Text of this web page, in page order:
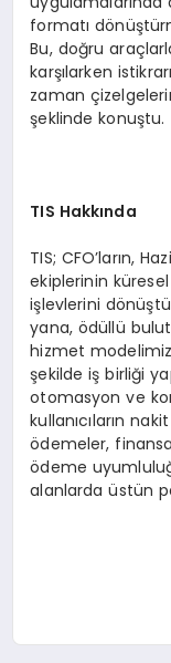
formatı
Bu, doğru
karşılarken
zaman
şeklinde konuştu.
TIS Hakkında
TIS; CFO’ların,
ekiplerinin
işlevlerini
yana, ödüllü bulut
hizmet
şekilde iş birliği
otomasyon ve
kullanıcıların
ödemeler,
ödeme
alanlarda üstün